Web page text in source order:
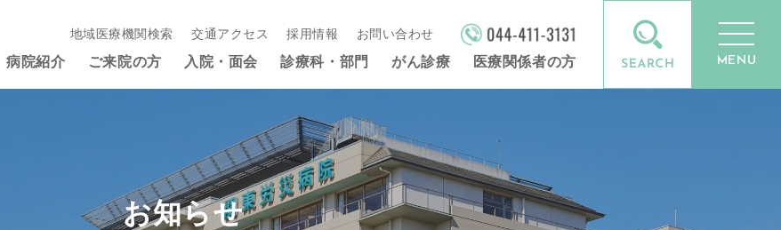
地域医療機関検索 交通アクセス 採用情報 お問い合わせ
病院紹介 ご来院の方 入院・面会 診療科・部門 がん診療 医療関係者の方 MENU
お知らせ